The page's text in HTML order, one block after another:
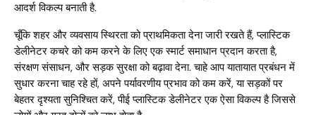
आदर्श विकल्प बनाती है.
चूँकि शहर और व्यवसाय स्थिरता को प्राथमिकता देना जारी रखते हैं, प्लास्टिक
डेलीनेटर कचरे को कम करने के लिए एक स्मार्ट समाधान प्रदान करता है,
संरक्षण संसाधन, और सड़क सुरक्षा को बढ़ावा देना. चाहे आप यातायात प्रबंधन में
सुधार करना चाह रहे हों, अपने पर्यावरणीय प्रभाव को कम करें, या सड़कों पर
बेहतर दृश्यता सुनिश्चित करें, पीई प्लास्टिक डेलीनेटर एक ऐसा विकल्प है जिससे